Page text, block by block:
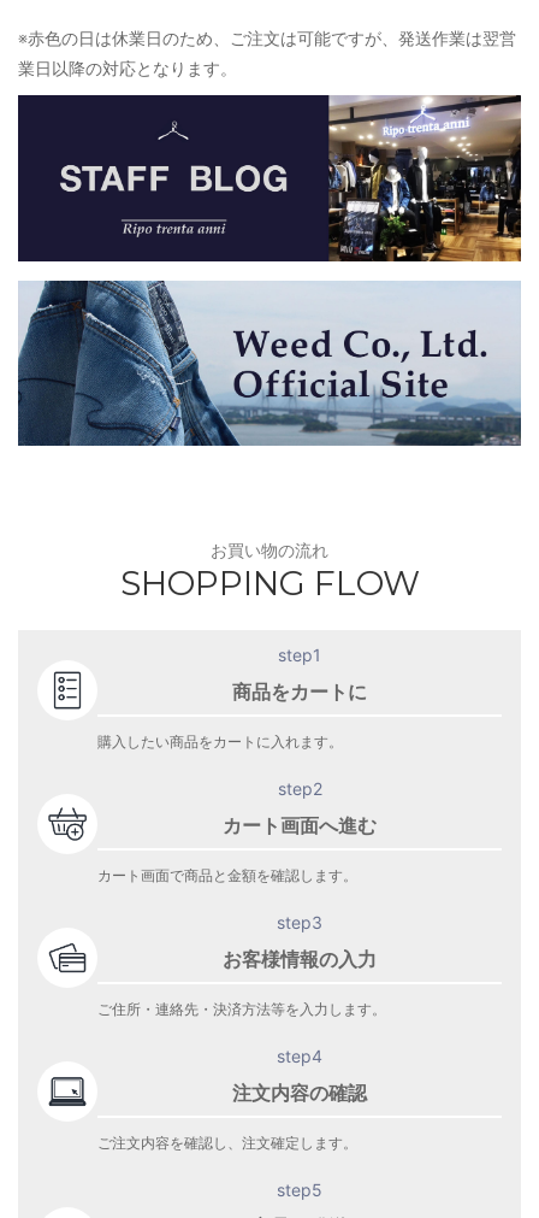
※赤色の日は休業日のため、ご注文は可能ですが、発送作業は翌営
業日以降の対応となります。
お買い物の流れ
SHOPPING FLOW
step1
商品をカートに
購入したい商品をカートに入れます。
step2
カート画面へ進む
カート画面で商品と金額を確認します。
step3
お客様情報の入力
ご住所・連絡先・決済方法等を入力します。
step4
注文内容の確認
ご注文内容を確認し、注文確定します。
step5